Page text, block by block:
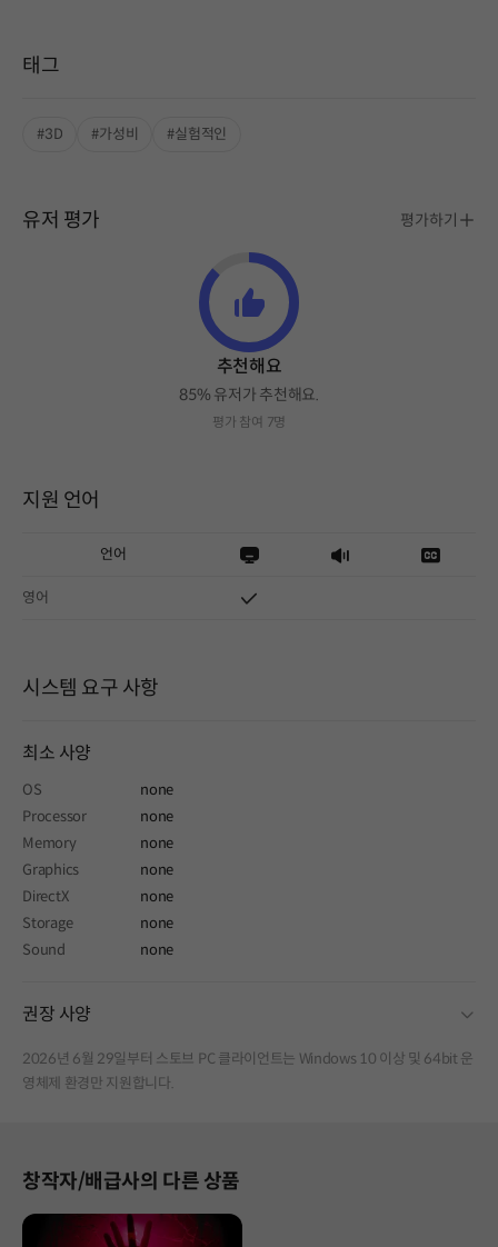
태그
#3D #가성비 #실험적인
유저 평가 평가하기
추천해요
85% 유저가 추천해요.
평가 참여 7명
지원 언어
언어
영어
시스템 요구 사항
최소 사양
OS
none
Processor
none
Memory
none
Graphics
none
DirectX
none
Storage
none
Sound
none
권장 사양
2026년 6월 29일부터 스토브 PC 클라이언트는 Windows 10 이상 및 64bit 운
영체제 환경만 지원합니다.
창작자/배급사의 다른 상품